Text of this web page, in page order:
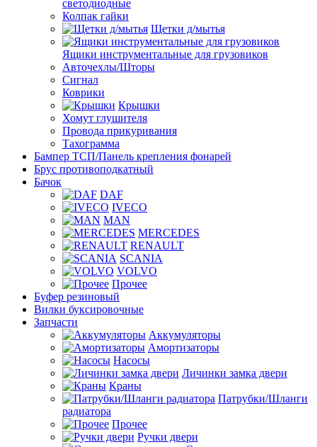
светодиодные
Колпак гайки
Щетки д/мытья
Ящики инструментальные для грузовиков
Авточехлы/Шторы
Сигнал
Коврики
Крышки
Хомут глушителя
Провода прикуривания
Тахограмма
Бампер ТСП/Панель крепления фонарей
Брус противоподкатный
Бачок
DAF
IVECO
MAN
MERCEDES
RENAULT
SCANIA
VOLVO
Прочее
Буфер резиновый
Вилки буксировочные
Запчасти
Аккумуляторы
Амортизаторы
Насосы
Личинки замка двери
Краны
Патрубки/Шланги
радиатора
Прочее
Ручки двери